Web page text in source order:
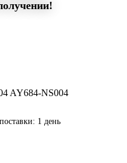
AY684-NS004
1 день